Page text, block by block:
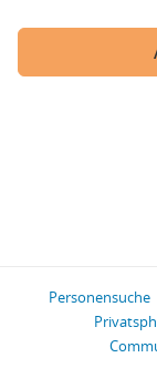
Personensuche